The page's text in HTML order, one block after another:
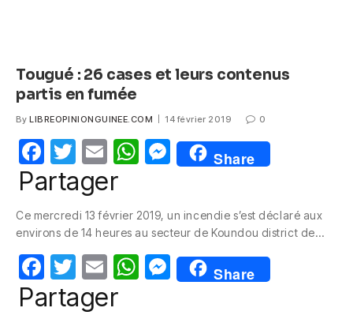
Tougué : 26 cases et leurs contenus
partis en fumée
By LIBREOPINIONGUINEE.COM 14 février 2019 0
F
a
e
b
o
o
T
w
itt
er
E
m
W
s
A
p
M
e
e
n
g
Share
Partager
Ce mercredi 13 février 2019, un incendie s’est déclaré aux
environs de 14 heures au secteur de Koundou district de…
F
a
T
w
itt
E
m
W M
e
Share
Partager